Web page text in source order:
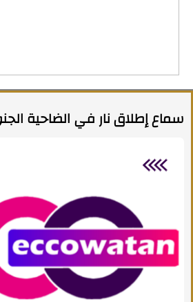
سماع إطلاق نار في الضاحية